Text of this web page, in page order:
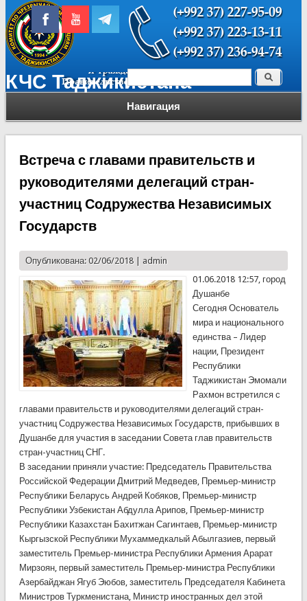
КЧС Таджикистана
Навигация
Форма поиска Поиск
Встреча с главами правительств и
руководителями делегаций стран-
участниц Содружества Независимых
Государств
Опубликована: 02/06/2018 | admin
01.06.2018 12:57, город
Душанбе
Сегодня Основатель
мира и национального
единства – Лидер
нации, Президент
Республики
Таджикистан Эмомали
Рахмон встретился с
главами правительств и руководителями делегаций стран-
участниц Содружества Независимых Государств, прибывших в
Душанбе для участия в заседании Совета глав правительств
стран-участниц СНГ.
В заседании приняли участие: Председатель Правительства
Российской Федерации Дмитрий Медведев, Премьер-министр
Республики Беларусь Андрей Кобяков, Премьер-министр
Республики Узбекистан Абдулла Арипов, Премьер-министр
Республики Казахстан Бахитжан Сагинтаев, Премьер-министр
Кыргызской Республики Мухаммедкалый Абылгазиев, первый
заместитель Премьер-министра Республики Армения Арарат
Мирзоян, первый заместитель Премьер-министра Республики
Азербайджан Ягуб Эюбов, заместитель Председателя Кабинета
Министров Туркменистана, Министр иностранных дел этой